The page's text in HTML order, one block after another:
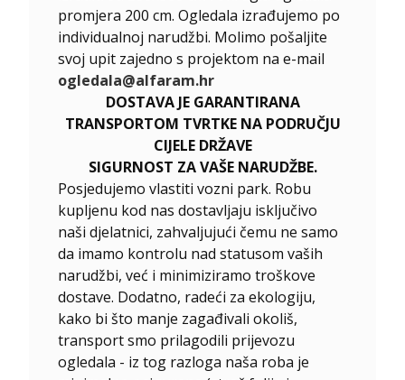
promjera 200 cm. Ogledala izrađujemo po
individualnoj narudžbi. Molimo pošaljite
svoj upit zajedno s projektom na e-mail
ogledala@alfaram.hr
DOSTAVA JE GARANTIRANA
TRANSPORTOM TVRTKE NA PODRUČJU
CIJELE DRŽAVE
SIGURNOST ZA VAŠE NARUDŽBE.
Posjedujemo vlastiti vozni park. Robu
kupljenu kod nas dostavljaju isključivo
naši djelatnici, zahvaljujući čemu ne samo
da imamo kontrolu nad statusom vaših
narudžbi, već i minimiziramo troškove
dostave. Dodatno, radeći za ekologiju,
kako bi što manje zagađivali okoliš,
transport smo prilagodili prijevozu
ogledala - iz tog razloga naša roba je